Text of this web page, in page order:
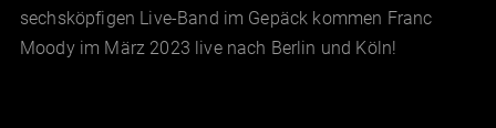
sechsköpfigen Live-Band im Gepäck kommen Franc
Moody im März 2023 live nach Berlin und Köln!